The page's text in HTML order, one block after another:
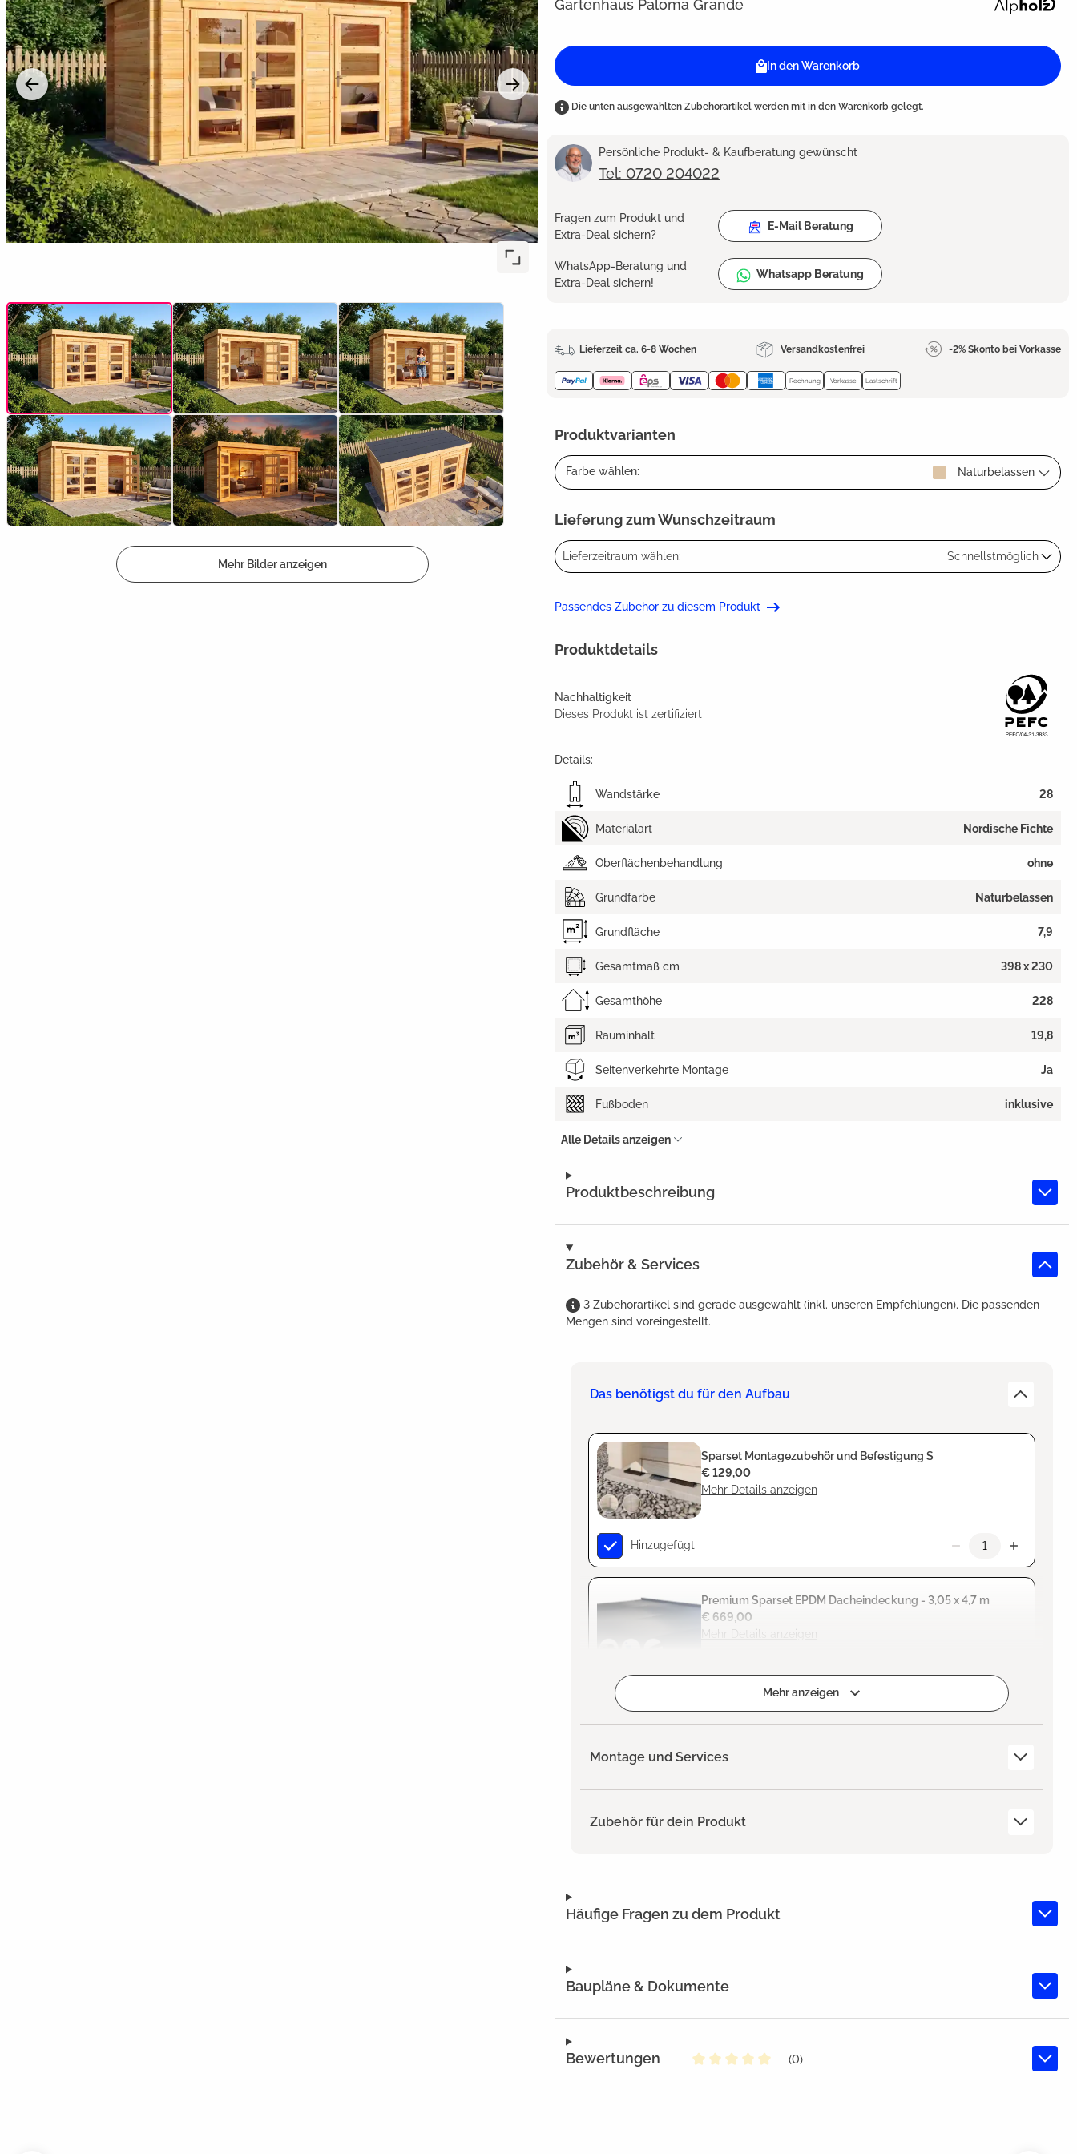
Mehr Bilder anzeigen
Gartenhaus Paloma Grande
In den Warenkorb
Die unten ausgewählten Zubehörartikel werden mit in den Warenkorb gelegt.
Persönliche Produkt- & Kaufberatung gewünscht
Tel: 0720 204022
Fragen zum Produkt und
Extra-Deal sichern?
E-Mail Beratung
WhatsApp-Beratung und
Extra-Deal sichern!
Whatsapp Beratung
Lieferzeit ca. 6-8 Wochen Versandkostenfrei -2% Skonto bei Vorkasse
Rechnung Vorkasse Lastschrift
Produktvarianten
Farbe wählen: Naturbelassen
Lieferung zum Wunschzeitraum
Lieferzeitraum wählen: Schnellstmöglich
Passendes Zubehör zu diesem Produkt
Produktbeschreibung
Zubehör & Services
3 Zubehörartikel sind gerade ausgewählt (inkl. unseren Empfehlungen). Die passenden
Mengen sind voreingestellt.
Das benötigst du für den Aufbau
Sparset Montagezubehör und Befestigung S
Mehr Details anzeigen
€ 129,00
Hinzugefügt
Premium Sparset EPDM Dacheindeckung - 3,05 x 4,7 m
Mehr Details anzeigen
€ 669,00
Mehr anzeigen
Montage und Services
Zubehör für dein Produkt
Häufige Fragen zu dem Produkt
Baupläne & Dokumente
Bewertungen
(0)
Produktdetails
Nachhaltigkeit
Dieses Produkt ist zertifiziert
Details:
Wandstärke 28
Materialart Nordische Fichte
Oberflächenbehandlung ohne
Grundfarbe Naturbelassen
Grundfläche 7,9
Gesamtmaß cm 398 x 230
Gesamthöhe 228
Rauminhalt 19,8
Seitenverkehrte Montage Ja
Fußboden inklusive
Alle Details anzeigen